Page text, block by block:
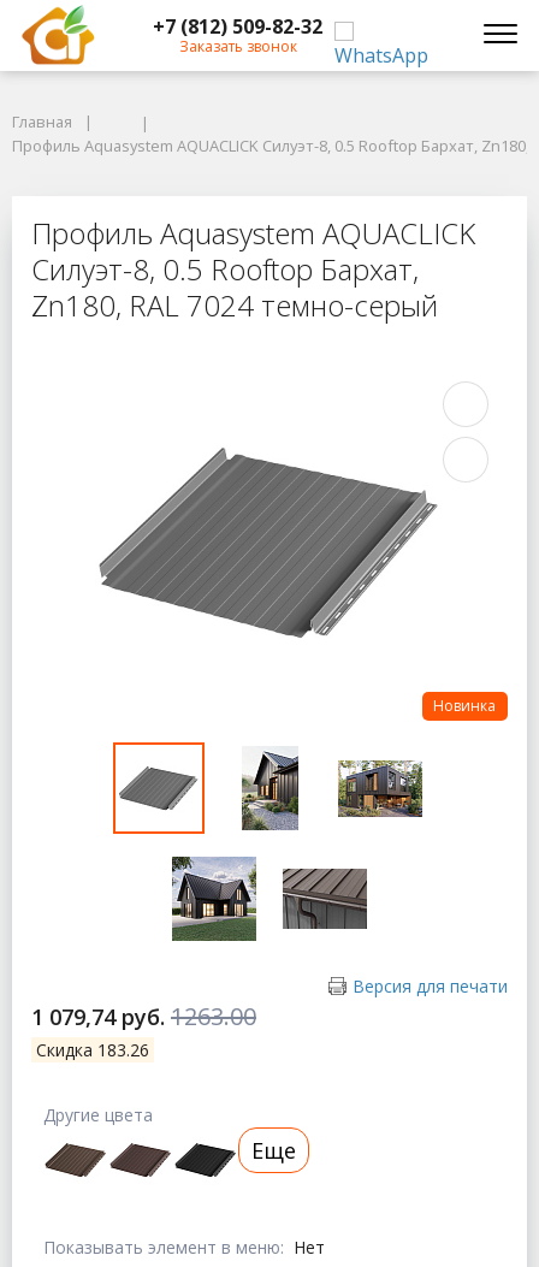
+7 (812) 509-82-32
Заказать звонок
Профиль Aquasystem AQUACLICK Силуэт-8, 0.5 Rooftop Бархат, Zn180,
Профиль Aquasystem AQUACLICK
Главная
Профиль Aquasystem AQUACLICK Силуэт-8, 0.5 Rooftop Бархат, Zn180,
Профиль Aquasystem AQUACLICK
Силуэт-8, 0.5 Rooftop Бархат,
Zn180, RAL 7024 темно-серый
Новинка
Версия для печати
1 079,74 руб. 1263.00
Скидка 183.26
Показывать элемент в меню: Нет
Другие цвета
Еще